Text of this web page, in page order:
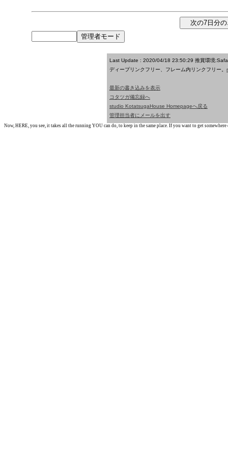
Last Update : 2020/04/18 23:50:29 推賞環境
ディープリンクフリー、フレーム内リンクフリー。
最新の書き込みを表示
コタツガ備忘録へ
studio KotatsugaHouse Homepageへ戻る
管理担当者にメールを出す
Now, HERE, you see, it takes all the running YOU can do, to keep in the same place. If you want to get